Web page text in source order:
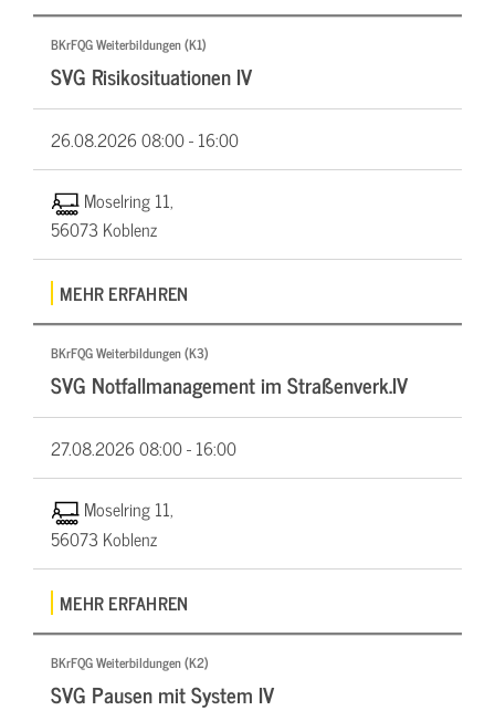
BKrFQG Weiterbildungen (K1)
SVG Risikosituationen IV
26.08.202608:00 - 16:00
Moselring 11,
56073 Koblenz
MEHR ERFAHREN
BKrFQG Weiterbildungen (K3)
SVG Notfallmanagement im Straßenverk.IV
27.08.202608:00 - 16:00
Moselring 11,
56073 Koblenz
MEHR ERFAHREN
BKrFQG Weiterbildungen (K2)
SVG Pausen mit System IV